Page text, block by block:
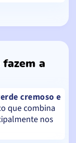
a
cremoso e
que combina
nos